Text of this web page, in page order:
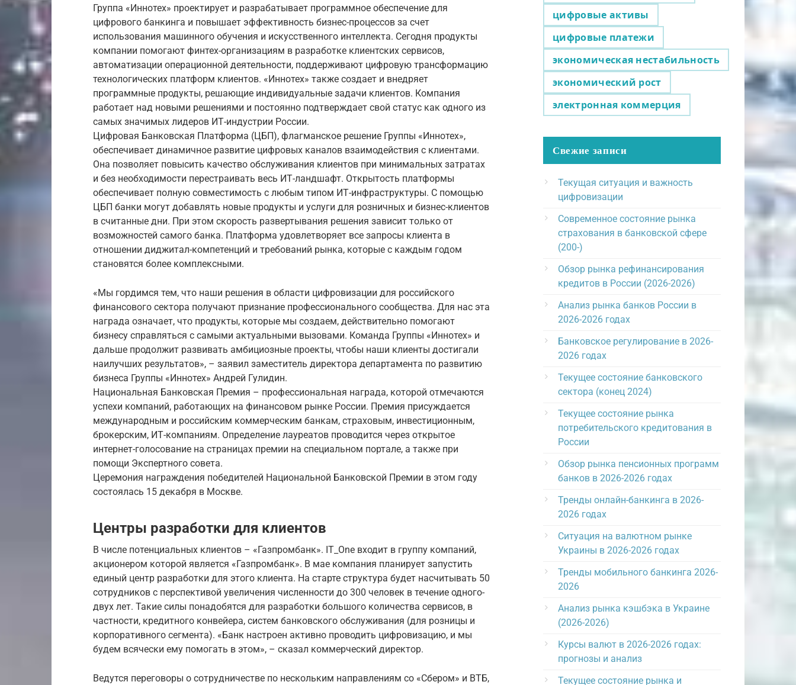
Группа «Иннотех» проектирует и разрабатывает программное обеспечение для
цифрового банкинга и повышает эффективность бизнес-процессов за счет
использования машинного обучения и искусственного интеллекта. Сегодня продукты
компании помогают финтех-организациям в разработке клиентских сервисов,
автоматизации операционной деятельности, поддерживают цифровую трансформацию
технологических платформ клиентов. «Иннотех» также создает и внедряет
программные продукты, решающие индивидуальные задачи клиентов. Компания
работает над новыми решениями и постоянно подтверждает свой статус как одного из
самых значимых лидеров ИТ-индустрии России.
Цифровая Банковская Платформа (ЦБП), флагманское решение Группы «Иннотех»,
обеспечивает динамичное развитие цифровых каналов взаимодействия с клиентами.
Она позволяет повысить качество обслуживания клиентов при минимальных затратах
и без необходимости перестраивать весь ИТ-ландшафт. Открытость платформы
обеспечивает полную совместимость с любым типом ИТ-инфраструктуры. С помощью
ЦБП банки могут добавлять новые продукты и услуги для розничных и бизнес-клиентов
в считанные дни. При этом скорость развертывания решения зависит только от
возможностей самого банка. Платформа удовлетворяет все запросы клиента в
отношении диджитал-компетенций и требований рынка, которые с каждым годом
становятся более комплексными.
«Мы гордимся тем, что наши решения в области цифровизации для российского
финансового сектора получают признание профессионального сообщества. Для нас эта
награда означает, что продукты, которые мы создаем, действительно помогают
бизнесу справляться с самыми актуальными вызовами. Команда Группы «Иннотех» и
дальше продолжит развивать амбициозные проекты, чтобы наши клиенты достигали
наилучших результатов», – заявил заместитель директора департамента по развитию
бизнеса Группы «Иннотех» Андрей Гулидин.
Национальная Банковская Премия – профессиональная награда, которой отмечаются
успехи компаний, работающих на финансовом рынке России. Премия присуждается
международным и российским коммерческим банкам, страховым, инвестиционным,
брокерским, ИТ-компаниям. Определение лауреатов проводится через открытое
интернет-голосование на страницах премии на специальном портале, а также при
помощи Экспертного совета.
Церемония награждения победителей Национальной Банковской Премии в этом году
состоялась 15 декабря в Москве.
Центры разработки для клиентов
В числе потенциальных клиентов – «Газпромбанк». IT_One входит в группу компаний,
акционером которой является «Газпромбанк». В мае компания планирует запустить
единый центр разработки для этого клиента. На старте структура будет насчитывать 50
сотрудников с перспективой увеличения численности до 300 человек в течение одного-
двух лет. Такие силы понадобятся для разработки большого количества сервисов, в
частности, кредитного конвейера, систем банковского обслуживания (для розницы и
корпоративного сегмента). «Банк настроен активно проводить цифровизацию, и мы
будем всячески ему помогать в этом», – сказал коммерческий директор.
Ведутся переговоры о сотрудничестве по нескольким направлениям со «Сбером» и ВТБ,
цифровые активы
цифровые платежи
экономическая нестабильность
экономический рост
электронная коммерция
Свежие записи
Текущая ситуация и важность
цифровизации
Современное состояние рынка
страхования в банковской сфере
(200-)
Обзор рынка рефинансирования
кредитов в России (2026-2026)
Анализ рынка банков России в
2026-2026 годах
Банковское регулирование в 2026-
2026 годах
Текущее состояние банковского
сектора (конец 2024)
Текущее состояние рынка
потребительского кредитования в
России
Обзор рынка пенсионных программ
банков в 2026-2026 годах
Тренды онлайн-банкинга в 2026-
2026 годах
Ситуация на валютном рынке
Украины в 2026-2026 годах
Тренды мобильного банкинга 2026-
2026
Анализ рынка кэшбэка в Украине
(2026-2026)
Курсы валют в 2026-2026 годах:
прогнозы и анализ
Текущее состояние рынка и